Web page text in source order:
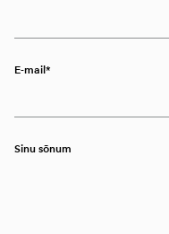
E-mail
Sinu sõnum